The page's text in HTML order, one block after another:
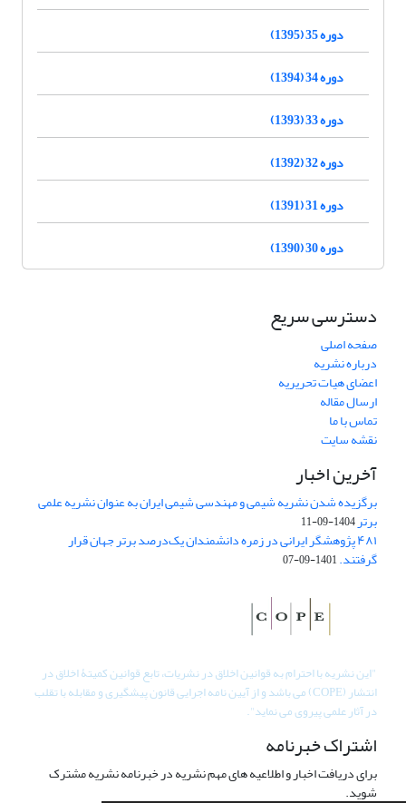
دوره 35 (1395)
دوره 34 (1394)
دوره 33 (1393)
دوره 32 (1392)
دوره 31 (1391)
دوره 30 (1390)
دسترسی سریع
صفحه اصلی
درباره نشریه
اعضای هیات تحریریه
ارسال مقاله
تماس با ما
نقشه سایت
آخرین اخبار
برگزیده شدن نشریه شیمی و مهندسی شیمی ایران به عنوان نشریه علمی
برتر1404-09-11
۴۸۱ پژوهشگر ایرانی در زمره دانشمندان یک‌درصد برتر جهان قرار
گرفتند.1401-09-07
"این نشریه با احترام به قوانین اخلاق در نشریات، تابع قوانین کمیتۀ اخلاق در
انتشار (COPE) می باشد و از آیین نامه اجرایی قانون پیشگیری و مقابله با تقلب
در آثار علمی پیروی می نماید".
اشتراک خبرنامه
برای دریافت اخبار و اطلاعیه های مهم نشریه در خبرنامه نشریه مشترک
شوید.